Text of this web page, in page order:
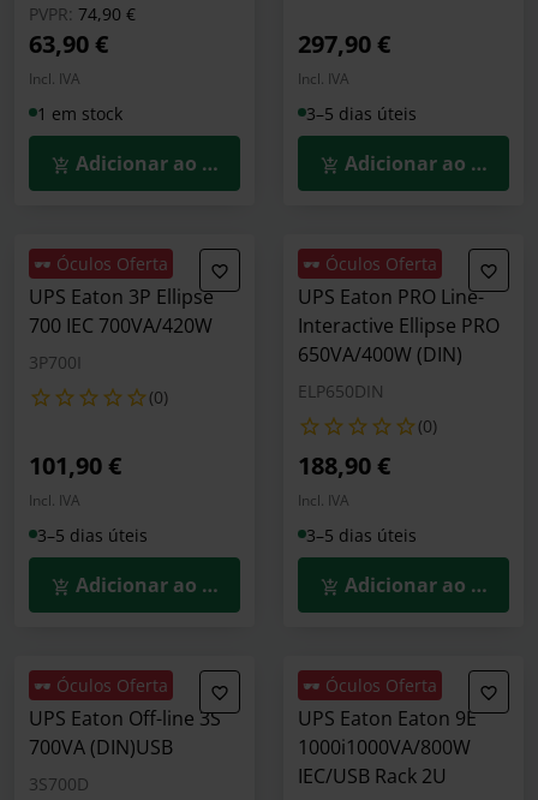
PVPR: Preço reduzido de
74,90 €para
63,90 €
Incl. IVA
1 em stock
Adicionar ao Carrinho
297,90 €
Incl. IVA
3–5 dias úteis
Adicionar ao
🕶️ Óculos Oferta
UPS Eaton 3P Ellipse
700 IEC 700VA/420W
3P700I
(0)
101,90 €
Incl. IVA
3–5 dias úteis
Adicionar ao Carrinho
🕶️ Óculos Oferta
UPS Eaton PRO Line-
Interactive Ellipse PRO
650VA/400W (DIN)
ELP650DIN
(0)
188,90 €
Incl. IVA
3–5 dias úteis
Adicionar ao
🕶️ Óculos Oferta
UPS Eaton Off-line 3S
700VA (DIN)USB
3S700D
🕶️ Óculos Oferta
UPS Eaton Eaton 9E
1000i1000VA/800W
IEC/USB Rack 2U